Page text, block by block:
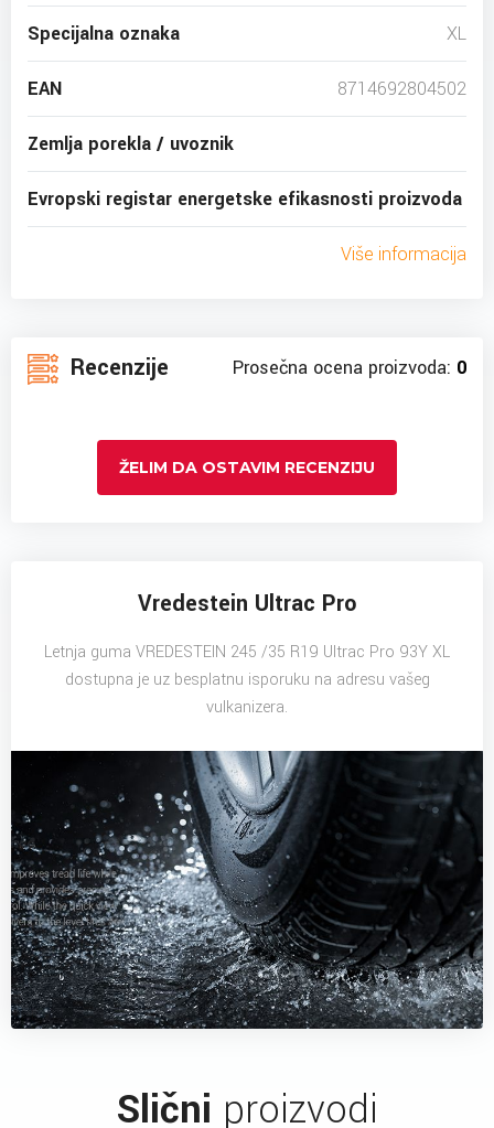
Specijalna oznaka XL
EAN 8714692804502
Zemlja porekla / uvoznik
Evropski registar energetske efikasnosti proizvoda
Više informacija
Recenzije Prosečna ocena proizvoda: 0
ŽELIM DA OSTAVIM RECENZIJU
Vredestein Ultrac Pro
Letnja guma VREDESTEIN 245 /35 R19 Ultrac Pro 93Y XL
dostupna je uz besplatnu isporuku na adresu vašeg
vulkanizera.
Slični proizvodi